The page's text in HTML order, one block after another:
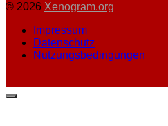
© 2026 Xenogram.org
Impressum
Datenschutz
Nutzungsbedingungen